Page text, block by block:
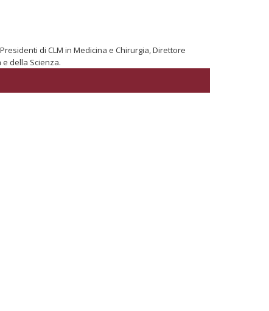
di CLM in Medicina e Chirurgia, Direttore
della Scienza.